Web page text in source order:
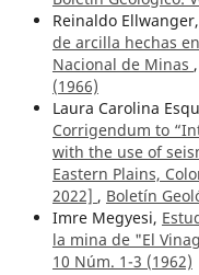
Reinaldo Ellwanger,
de arcilla hechas
Nacional de Minas ,
(1966)
Laura Carolina
Corrigendum to
with the use of
Eastern Plains,
2022] , Boletín
Imre Megyesi,
la mina de "El
10 Núm. 1-3 (1962)